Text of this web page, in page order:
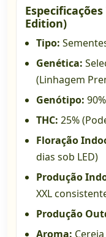
Edition)
Tipo:
Genética:
(Linhagem
Genótipo:
THC: 25%
Floração
dias sob LED)
Produção
XXL
Produção
Aroma: